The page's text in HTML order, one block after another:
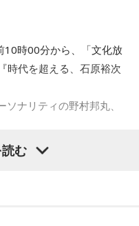
で演奏・録音、ループさ
によるスキルの高い
七曜日（Nana-
どをリズムに合わせマ
ワードのフロウにU-
して、そのやりとりに会
距離が一気に縮まりいい
ー風呂」でライヴをしめ
10時00分から、「文化放
時代を超える、石原裕次
ナリティの野村邦丸、
席巻した文字通りのスタ
む